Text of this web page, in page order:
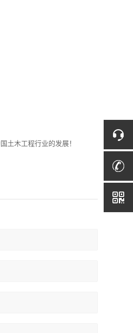
土木工程行业的发展！